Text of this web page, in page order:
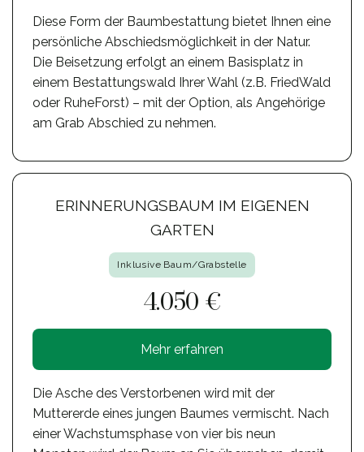
Diese Form der Baumbestattung bietet Ihnen eine
persönliche Abschiedsmöglichkeit in der Natur.
Die Beisetzung erfolgt an einem Basisplatz in
einem Bestattungswald Ihrer Wahl (z.B. FriedWald
oder RuheForst) – mit der Option, als Angehörige
am Grab Abschied zu nehmen.
ERINNERUNGSBAUM IM EIGENEN
GARTEN
Inklusive Baum/Grabstelle
4.050 €
Mehr erfahren
Die Asche des Verstorbenen wird mit der
Muttererde eines jungen Baumes vermischt. Nach
einer Wachstumsphase von vier bis neun